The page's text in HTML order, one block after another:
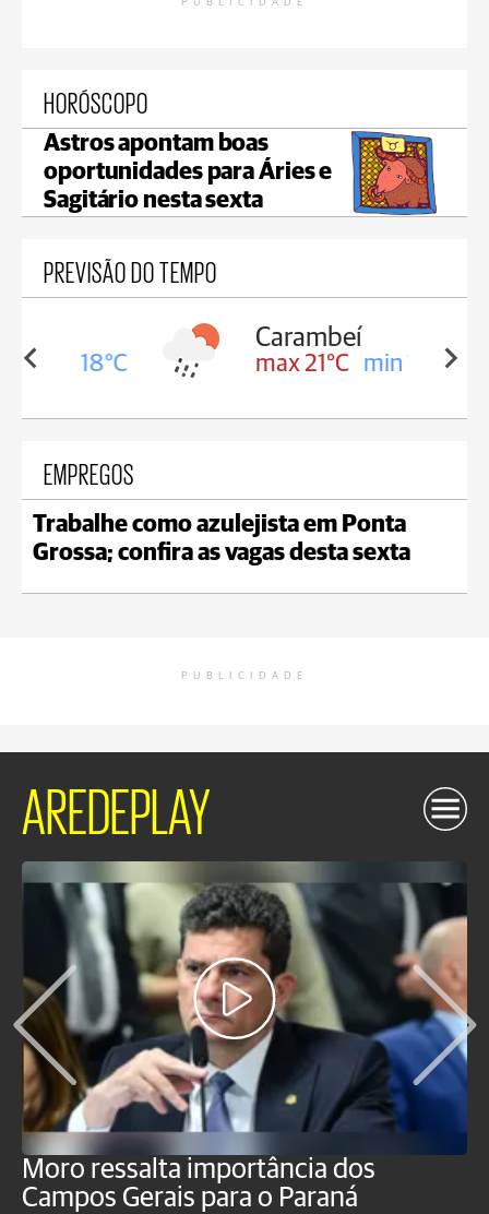
PUBLICIDADE
HORÓSCOPO
Astros apontam boas
oportunidades para Áries e
Sagitário nesta sexta
PREVISÃO DO TEMPO
18°C
Carambeí
max 21°C min 18°C
EMPREGOS
Trabalhe como azulejista em Ponta
Grossa; confira as vagas desta sexta
PUBLICIDADE
AREDEPLAY
Moro ressalta importância dos
Campos Gerais para o Paraná